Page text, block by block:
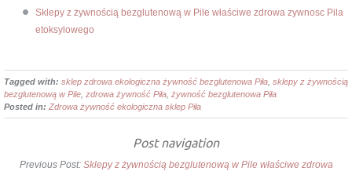
Sklepy z żywnością bezglutenową w Pile właściwe zdrowa zywnosc Pila
etoksylowego
Tagged with: sklep zdrowa ekologiczna żywność bezglutenowa Piła sklepy z żywnością
bezglutenową w Pile zdrowa żywność Piła żywność bezglutenowa Piła
Posted in: Zdrowa żywność ekologiczna sklep Piła
Post navigation
Previous Post: Sklepy z żywnością bezglutenową w Pile właściwe zdrowa